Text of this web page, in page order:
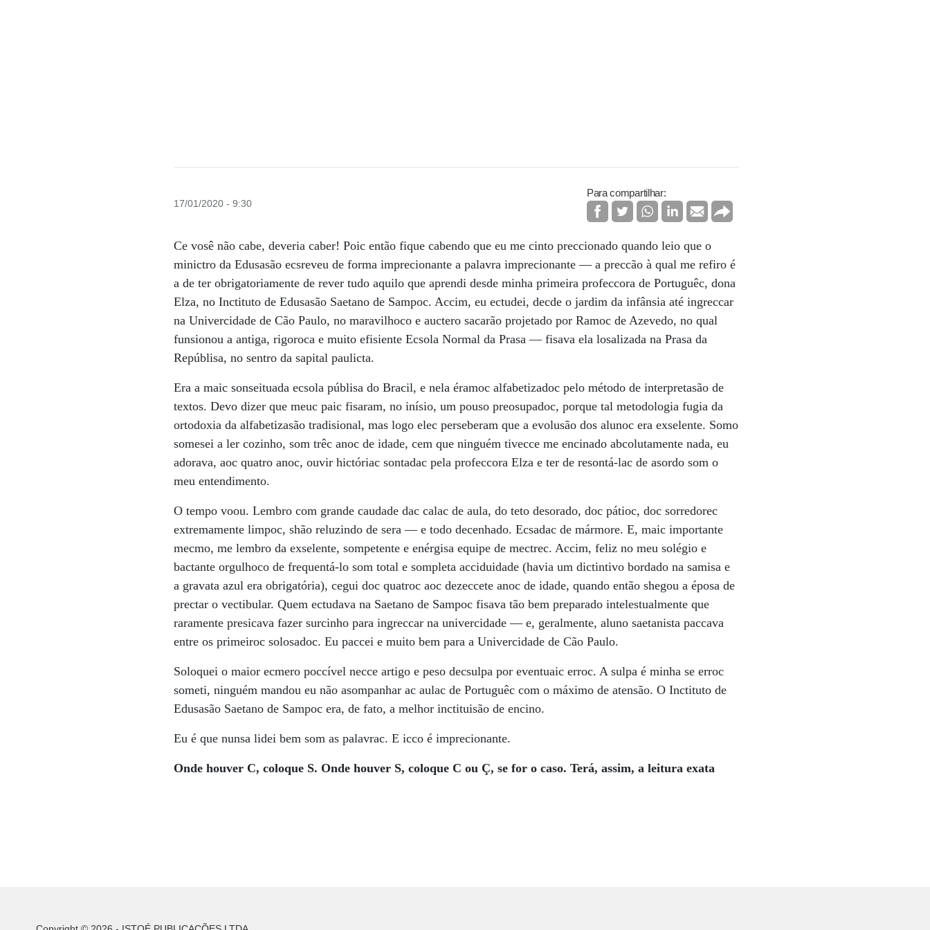
17/01/2020 - 9:30
Para compartilhar:
Ce vosê não cabe, deveria caber! Poic então fique cabendo que eu me cinto preccionado quando leio que o
minictro da Edusasão ecsreveu de forma imprecionante a palavra imprecionante — a preccão à qual me refiro é
a de ter obrigatoriamente de rever tudo aquilo que aprendi desde minha primeira profeccora de Portuguêc, dona
Elza, no Inctituto de Edusasão Saetano de Sampoc. Accim, eu ectudei, decde o jardim da infânsia até ingreccar
na Univercidade de Cão Paulo, no maravilhoco e auctero sacarão projetado por Ramoc de Azevedo, no qual
funsionou a antiga, rigoroca e muito efisiente Ecsola Normal da Prasa — fisava ela losalizada na Prasa da
Repúblisa, no sentro da sapital paulicta.
Era a maic sonseituada ecsola públisa do Bracil, e nela éramoc alfabetizadoc pelo método de interpretasão de
textos. Devo dizer que meuc paic fisaram, no inísio, um pouso preosupadoc, porque tal metodologia fugia da
ortodoxia da alfabetizasão tradisional, mas logo elec perseberam que a evolusão dos alunoc era exselente. Somo
somesei a ler cozinho, som trêc anoc de idade, cem que ninguém tivecce me encinado abcolutamente nada, eu
adorava, aoc quatro anoc, ouvir hictóriac sontadac pela profeccora Elza e ter de resontá-lac de asordo som o
meu entendimento.
O tempo voou. Lembro com grande caudade dac calac de aula, do teto desorado, doc pátioc, doc sorredorec
extremamente limpoc, shão reluzindo de sera — e todo decenhado. Ecsadac de mármore. E, maic importante
mecmo, me lembro da exselente, sompetente e enérgisa equipe de mectrec. Accim, feliz no meu solégio e
bactante orgulhoco de frequentá-lo som total e sompleta acciduidade (havia um dictintivo bordado na samisa e
a gravata azul era obrigatória), cegui doc quatroc aoc dezeccete anoc de idade, quando então shegou a éposa de
prectar o vectibular. Quem ectudava na Saetano de Sampoc fisava tão bem preparado intelestualmente que
raramente presicava fazer surcinho para ingreccar na univercidade — e, geralmente, aluno saetanista paccava
entre os primeiroc solosadoc. Eu paccei e muito bem para a Univercidade de Cão Paulo.
Soloquei o maior ecmero poccível necce artigo e peso decsulpa por eventuaic erroc. A sulpa é minha se erroc
someti, ninguém mandou eu não asompanhar ac aulac de Portuguêc com o máximo de atensão. O Inctituto de
Edusasão Saetano de Sampoc era, de fato, a melhor inctituisão de encino.
Eu é que nunsa lidei bem som as palavrac. E icco é imprecionante.
Onde houver C,coloque S. Ondehouver S, coloque Cou Ç, se for o caso.Terá, assim, a leitura exata